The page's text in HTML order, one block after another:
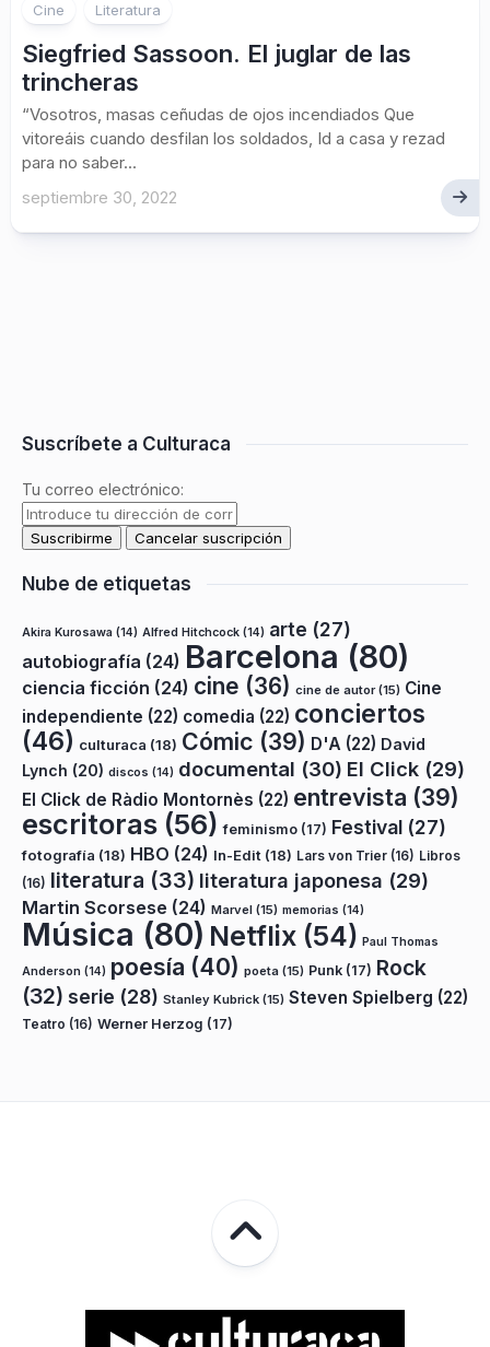
Cine Literatura
Siegfried Sassoon. El juglar de las
trincheras
“Vosotros, masas ceñudas de ojos incendiados Que
vitoreáis cuando desfilan los soldados, Id a casa y rezad
para no saber...
septiembre 30, 2022
Suscríbete a Culturaca
Tu correo electrónico:
Nube de etiquetas
Akira Kurosawa (14) Alfred Hitchcock (14) arte (27)
autobiografía (24) Barcelona (80)
ciencia ficción (24) cine (36) cine de autor(15) Cine
independiente (22) comedia (22) conciertos
(46) culturaca (18) Cómic (39) D'A (22) David
Lynch (20) discos (14) documental (30) El Click (29)
El Click de Ràdio Montornès (22) entrevista (39)
escritoras (56) feminismo (17) Festival (27)
fotografía (18) HBO (24) In-Edit (18) Lars von Trier (16) Libros
(16) literatura (33) literatura japonesa (29)
Martin Scorsese (24) Marvel (15) memorias (14)
Música (80) Netflix (54) Paul Thomas
Anderson (14) poesía (40) poeta (15) Punk (17) Rock
(32) serie (28) Stanley Kubrick (15) Steven Spielberg (22)
Teatro (16) Werner Herzog (17)